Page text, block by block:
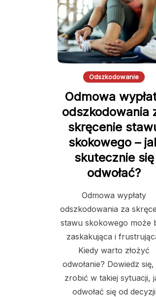
Odszkodowanie
Odmowa
odszkodowania
skręcenie
skokowego –
skutecznie się
odwołać?
Odmowa wypłaty
odszkodowania za
stawu skokowego może
zaskakująca i
Kiedy warto złożyć
odwołanie? Dowiedz
zrobić w takiej sytuacji,
odwołać się od decyzji